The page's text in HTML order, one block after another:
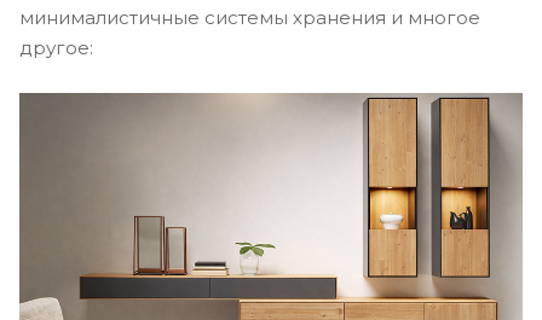
минималистичные системы хранения и многое
другое: